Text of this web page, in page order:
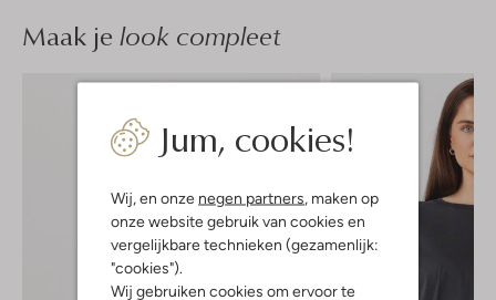
Jum, cookies!
Wij, en onze negen partners , maken op
onze website gebruik van cookies en
vergelijkbare technieken (gezamenlijk:
"cookies").
Wij gebruiken cookies om ervoor te
Maak je look compleet